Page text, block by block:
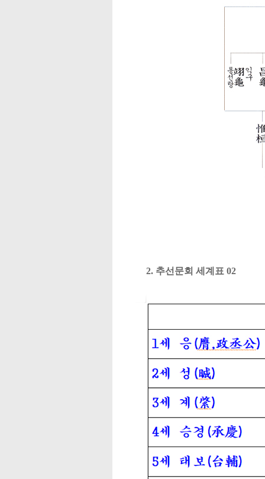
2. 추선문회 세계표 02